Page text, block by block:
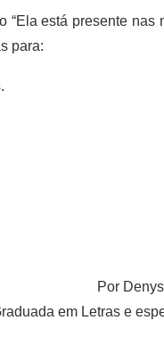
“Ela está presente
para:
Por
em Letras e